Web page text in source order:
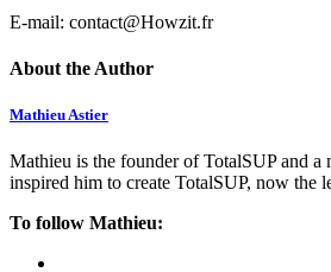
E-mail: contact@Howzit.fr
About the Author
Mathieu Astier
Mathieu is the founder of TotalSUP and
inspired him to create TotalSUP, now the
To follow Mathieu: